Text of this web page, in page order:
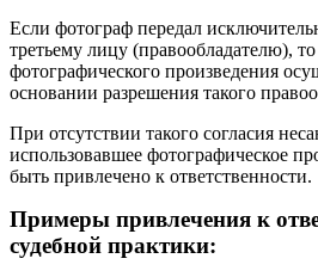
Если фотограф передал
третьему лицу (правообладателю),
фотографического произведения
основании разрешения такого
При отсутствии такого согласия
использовавшее фотографическое
быть привлечено к ответственности.
Примеры привлечения к
судебной практики: